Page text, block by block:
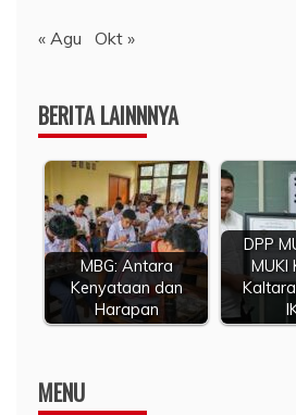
« Agu Okt »
BERITA LAINNNYA
MBG: Antara
Kenyataan dan
Harapan
DPP
MUKI
MENU